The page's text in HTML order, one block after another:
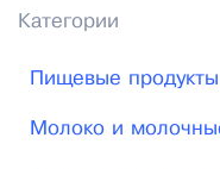
Категории
Пищевые продукты
Молоко и